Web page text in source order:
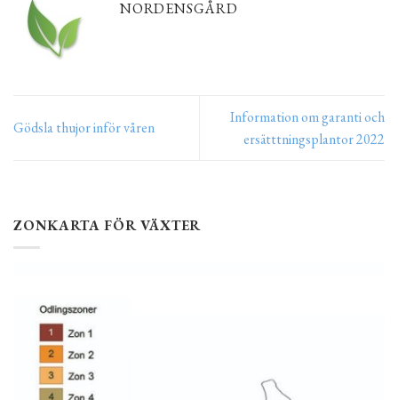
NORDENSGÅRD
Gödsla thujor inför våren
Information om garanti och
ersätttningsplantor 2022
ZONKARTA FÖR VÄXTER